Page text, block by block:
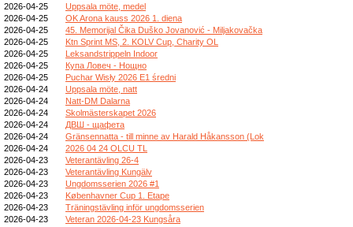
2026-04-25
Uppsala möte, medel
2026-04-25
OK Arona kauss 2026 1. diena
2026-04-25
45. Memorijal Čika Duško Jovanović - Miljakovačka
2026-04-25
Ktn Sprint MS, 2. KOLV Cup, Charity OL
2026-04-25
Leksandstrippeln Indoor
2026-04-25
Купа Ловеч - Нощно
2026-04-25
Puchar Wisły 2026 E1 średni
2026-04-24
Uppsala möte, natt
2026-04-24
Natt-DM Dalarna
2026-04-24
Skolmästerskapet 2026
2026-04-24
ДВШ - щафета
2026-04-24
Gränsennatta - till minne av Harald Håkansson (Lok
2026-04-24
2026 04 24 OLCU TL
2026-04-23
Veterantävling 26-4
2026-04-23
Veterantävling Kungälv
2026-04-23
Ungdomsserien 2026 #1
2026-04-23
Københavner Cup 1. Etape
2026-04-23
Träningstävling inför ungdomsserien
2026-04-23
Veteran 2026-04-23 Kungsåra